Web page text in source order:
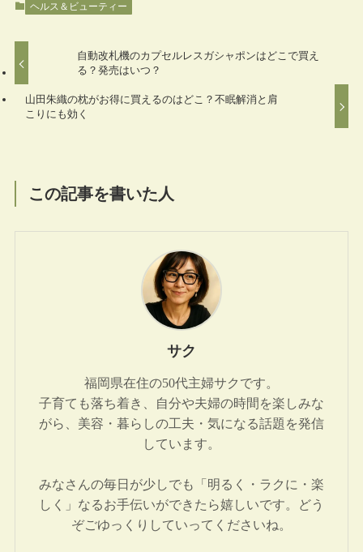
ヘルス＆ビューティー
自動改札機のカプセルレスガシャポンはどこで買え
る？発売はいつ？
山田朱織の枕がお得に買えるのはどこ？不眠解消と肩
こりにも効く
この記事を書いた人
サク
福岡県在住の50代主婦サクです。
子育ても落ち着き、自分や夫婦の時間を楽しみな
がら、美容・暮らしの工夫・気になる話題を発信
しています。
みなさんの毎日が少しでも「明るく・ラクに・楽
しく」なるお手伝いができたら嬉しいです。どう
ぞごゆっくりしていってくださいね。